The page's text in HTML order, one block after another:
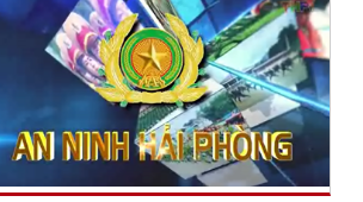
Đối với địch, phải
CƯƠNG QUYẾT, KHÔN KHÉO
Trích thư Chủ tịch Hồ Chí Minh
gửi Công an Khu XII,
ngày 11 tháng 3 năm 1948.